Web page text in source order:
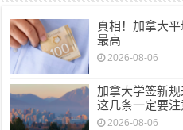
真相！加拿大
最高
2026-08-06
加拿大学签新规
这几条一定要注
2026-08-06